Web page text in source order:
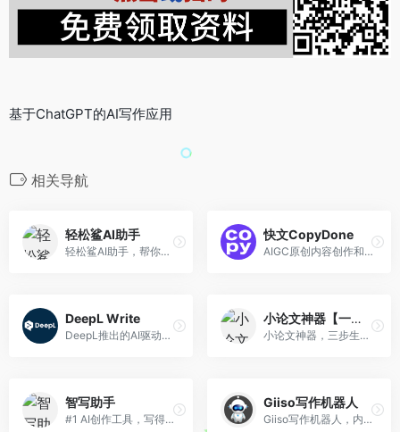
基于ChatGPT的AI写作应用
相关导航
轻松鲨AI助手
轻松鲨AI助手，帮你轻松解决生活中的各种问题，提供小红书笔记撰写、小红书爆款标题撰写、周报生成器、周报模版、简历排版优化、文章改写、论文修改、AI智能聊天等智能服务
快文CopyDone
AIGC原创内容创作和营销文案生成
DeepL Write
DeepL推出的AI驱动的写作助手
小论文神器【一键生成，随意更新段落内容，标准格式下载】
小论文神器，三步生成基于大数据和AI的论文，资料来源于全网，段落可无限替换，自带标准格式Word文档下载，是选修课论文的不二之选
智写助手
#1 AI创作工具，写得更快，更聪明！
Giiso写作机器人
Giiso写作机器人，内容创作AI辅助工具